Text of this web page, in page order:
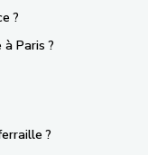
?
Paris ?
?